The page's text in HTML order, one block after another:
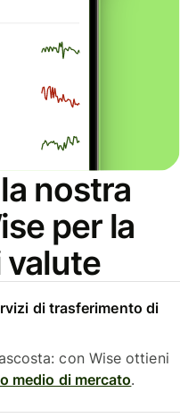
nostra
per la
valute
di trasferimento di
con Wise ottieni
medio di mercato.